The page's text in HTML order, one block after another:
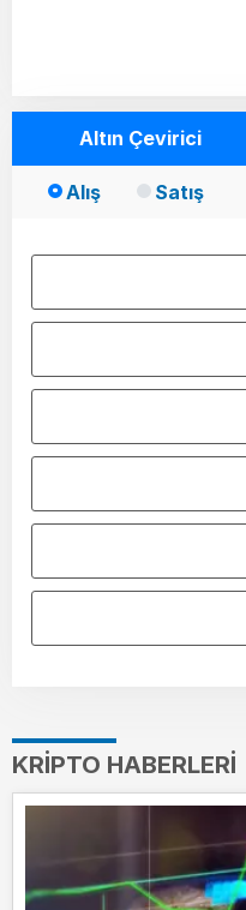
Altın Çevirici
Alış Satış
KRIPTO HABERLERI